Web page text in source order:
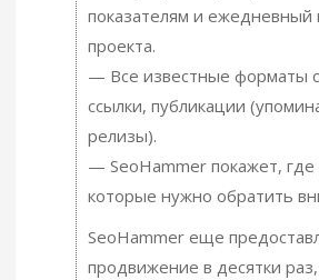
показателям и ежедневный
проекта.
— Все известные форматы
ссылки, публикации
релизы).
— SeoHammer покажет, где
которые нужно обратить
SeoHammer еще
продвижение в десятки